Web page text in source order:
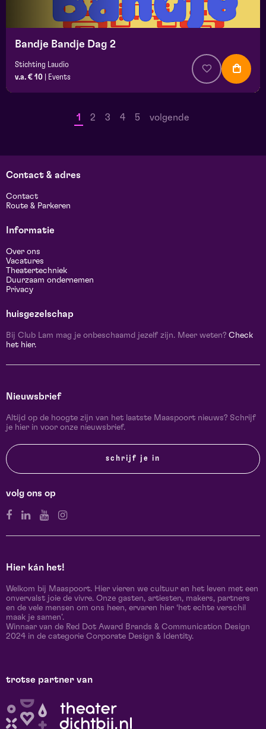
Bandje Bandje Dag 2
Stichting Laudio
v.a. € 10
Events
1 2 3 4 5 volgende
Contact & adres
Contact
Route & Parkeren
Informatie
Over ons
Vacatures
Theatertechniek
Duurzaam ondernemen
Privacy
huisgezelschap
Bij Club Lam mag je onbeschaamd jezelf zijn. Meer weten? Check
het hier.
Nieuwsbrief
Altijd op de hoogte zijn van het laatste Maaspoort nieuws? Schrijf
je hier in voor onze nieuwsbrief.
schrijf je in
volg ons op
Hier kán het!
Welkom bij Maaspoort. Hier vieren we cultuur en het leven met een
onvervalst joie de vivre. Onze gasten, artiesten, makers, partners
en de vele mensen om ons heen, ervaren hier ‘het echte verschil
maak je samen’.
Winnaar van de Red Dot Award Brands & Communication Design
2024 in de categorie Corporate Design & Identity.
trotse partner van